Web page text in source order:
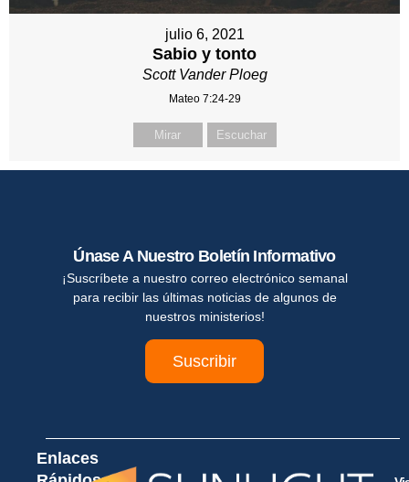
julio 6, 2021
Sabio y tonto
Scott Vander Ploeg
Mateo 7:24-29
Mirar Escuchar
Únase A Nuestro Boletín Informativo
¡Suscríbete a nuestro correo electrónico semanal
para recibir las últimas noticias de algunos de
nuestros ministerios!
Suscribir
Enlaces